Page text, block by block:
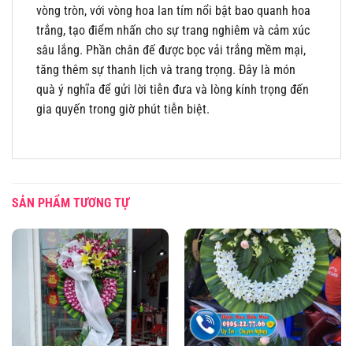
vòng tròn, với vòng hoa lan tím nổi bật bao quanh hoa
trắng, tạo điểm nhấn cho sự trang nghiêm và cảm xúc
sâu lắng. Phần chân đế được bọc vải trắng mềm mại,
tăng thêm sự thanh lịch và trang trọng. Đây là món
quà ý nghĩa để gửi lời tiễn đưa và lòng kính trọng đến
gia quyến trong giờ phút tiễn biệt.
SẢN PHẨM TƯƠNG TỰ